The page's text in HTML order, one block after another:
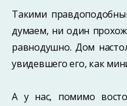
Такими
думаем, ни один
равнодушно. Дом
увидевшего его, как
А у нас, помимо